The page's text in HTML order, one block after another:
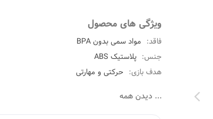
ویژگی های محصول
فاقد: مواد سمی بدون BPA
جنس: پلاستیک ABS
هدف بازی: حرکتی و مهارتی
... دیدن همه